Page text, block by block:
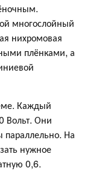
многослойный
нихромовая
плёнками, а
Каждый
Вольт. Они
На
нужное
0,6.